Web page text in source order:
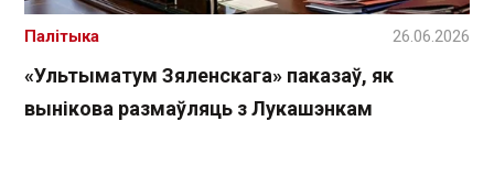
«Ультыматум Зяленскага» паказаў, як
вынікова размаўляць з Лукашэнкам
Палітыка 26.06.2026